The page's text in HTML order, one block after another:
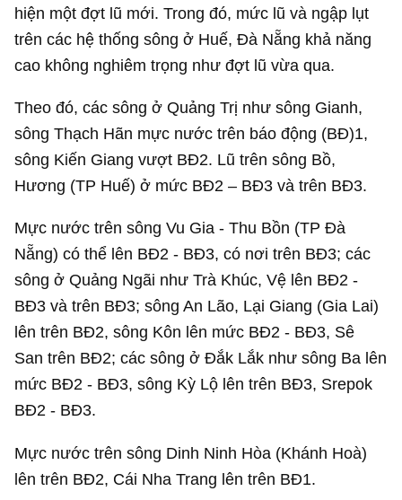
hiện một đợt lũ mới. Trong đó, mức lũ và ngập lụt
trên các hệ thống sông ở Huế, Đà Nẵng khả năng
cao không nghiêm trọng như đợt lũ vừa qua.
Theo đó, các sông ở Quảng Trị như sông Gianh,
sông Thạch Hãn mực nước trên báo động (BĐ)1,
sông Kiến Giang vượt BĐ2. Lũ trên sông Bồ,
Hương (TP Huế) ở mức BĐ2 – BĐ3 và trên BĐ3.
Mực nước trên sông Vu Gia - Thu Bồn (TP Đà
Nẵng) có thể lên BĐ2 - BĐ3, có nơi trên BĐ3; các
sông ở Quảng Ngãi như Trà Khúc, Vệ lên BĐ2 -
BĐ3 và trên BĐ3; sông An Lão, Lại Giang (Gia Lai)
lên trên BĐ2, sông Kôn lên mức BĐ2 - BĐ3, Sê
San trên BĐ2; các sông ở Đắk Lắk như sông Ba lên
mức BĐ2 - BĐ3, sông Kỳ Lộ lên trên BĐ3, Srepok
BĐ2 - BĐ3.
Mực nước trên sông Dinh Ninh Hòa (Khánh Hoà)
lên trên BĐ2, Cái Nha Trang lên trên BĐ1.